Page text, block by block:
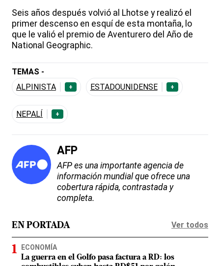
Seis años después volvió al Lhotse y realizó el
primer descenso en esquí de esta montaña, lo
que le valió el premio de Aventurero del Año de
National Geographic.
TEMAS -
ALPINISTA
+ ESTADOUNIDENSE +
NEPALÍ +
AFP
AFP es una importante agencia de
información mundial que ofrece una
cobertura rápida, contrastada y
completa.
EN PORTADA Ver todos
ECONOMÍA
La guerra en el Golfo pasa factura a RD: los